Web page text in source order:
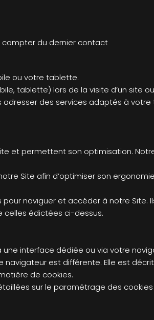
compter du dernier contact
ou votre tablette.
tablette) lors de la visite d’un site
des services adaptés à votre
et permettent son optimisation.
Site afin d’optimiser son
naviguer et accéder à notre Site.
celles édictées ci-dessus.
interface dédiée ou via votre
est différente. Elle est
de cookies.
sur le paramétrage des cookies